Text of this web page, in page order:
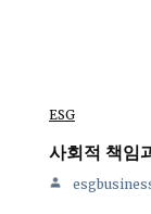
ESG
사회적 책임